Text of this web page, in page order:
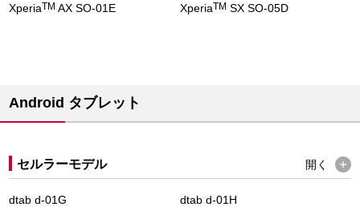
XperiaTM AX SO-01E XperiaTM SX SO-05D
Android タブレット
セルラーモデル 開く
dtab d-01G
dtab d-01H